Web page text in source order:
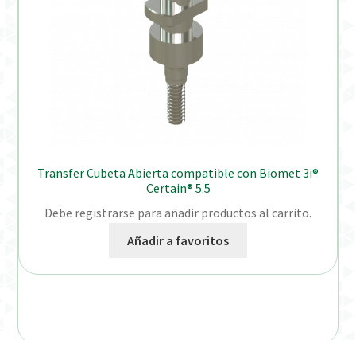
Transfer Cubeta Abierta compatible con Biomet 3i®
Certain® 5.5
Debe registrarse para añadir productos al carrito.
Añadir a favoritos